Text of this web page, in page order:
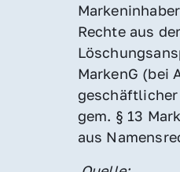
Rechte aus
MarkenG (bei
gem. § 13
aus